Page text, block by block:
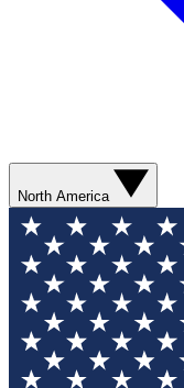
North America